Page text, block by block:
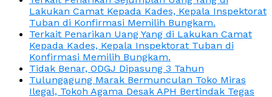
Lakukan Camat Kepada Kades, Kepala Inspektorat
Tuban di Konfirmasi Memilih Bungkam.
Terkait Penarikan Uang Yang di Lakukan Camat
Kepada Kades, Kepala Inspektorat Tuban di
Konfirmasi Memilih Bungkam.
Tidak Benar, ODGJ Dipasung 3 Tahun
Tulungagung Marak Bermunculan Toko Miras
Ilegal, Tokoh Agama Desak APH Bertindak Tegas